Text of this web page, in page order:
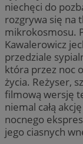
niechęci do
rozgrywa się na
mikrokosmosu.
Kawalerowicz
przedziale
która przez noc
życia. Reżyser,
filmową wersję
niemal całą
nocnego
jego ciasnych